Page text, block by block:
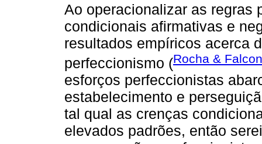
Ao operacionalizar as regras
condicionais afirmativas e
resultados empíricos acerca
perfeccionismo (Rocha &
esforços perfeccionistas
estabelecimento e
tal qual as crenças
elevados padrões, então